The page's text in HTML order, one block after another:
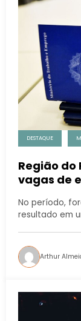
DESTAQUE
Região do
vagas de
No período,
resultado em
Arthur